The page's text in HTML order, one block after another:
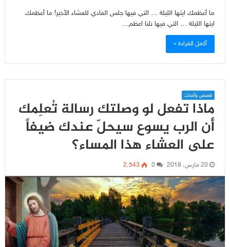
ما أعظمك ايتها الليلة … التي فيها جلس الفادي للعشاء الأخير! ما أعظمك
ايتها الليلة … التي فيها نلنا اعظم…
أكمل القراءة »
قصص وأحداث
ماذا تفعل لو وصلتك رسالة تُعلِمك
أن الرب يسوع سيحلّ عندك ضيفاً
على العشاء هذا المساء؟
20 مارس، 2018 0 2٬543